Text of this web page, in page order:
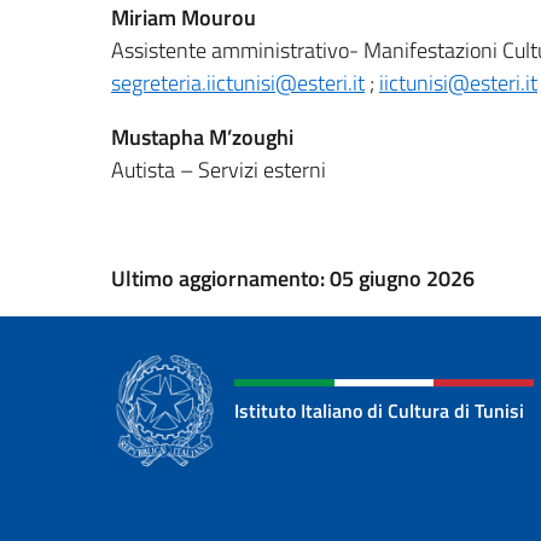
Miriam Mourou
Assistente amministrativo- Manifestazioni
segreteria.iictunisi@esteri.it; iictunisi@esteri.it
Mustapha M’zoughi
Autista – Servizi esterni
Ultimo aggiornamento: 05 giugno 2026
Istituto Italiano di Cultura di Tunisi